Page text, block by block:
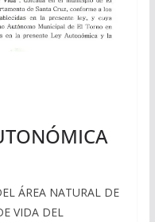
ÁREA NATURAL DE
VIDA DEL